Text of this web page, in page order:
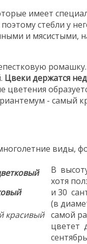
имеет
стебли у
и мясистыми,
Цвеки держатся
цветения
виды,
В
хотя
и 30
(в
самой
цветет